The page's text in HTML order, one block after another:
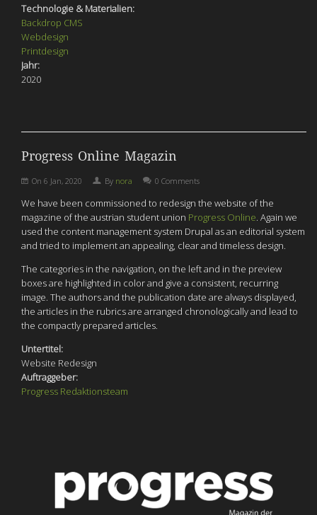
Technologie & Materialien:
Backdrop CMS
Webdesign
Printdesign
Jahr:
2020
Progress Online Magazin
On 6 Jan, 2020 By nora 0 Comments
We have been commissioned to redesign the website of the
magazine of the austrian student union Progress Online. Again we
used the content management system Drupal as an editorial system
and tried to implement an appealing, clear and timeless design.
The categories in the navigation, on the left and in the preview
boxes are highlighted in color and give a consistent, recurring
image. The authors and the publication date are always displayed,
the articles in the rubrics are arranged chronologically and lead to
the compactly prepared articles.
Untertitel:
Website Redesign
Auftraggeber:
Progress Redaktionsteam